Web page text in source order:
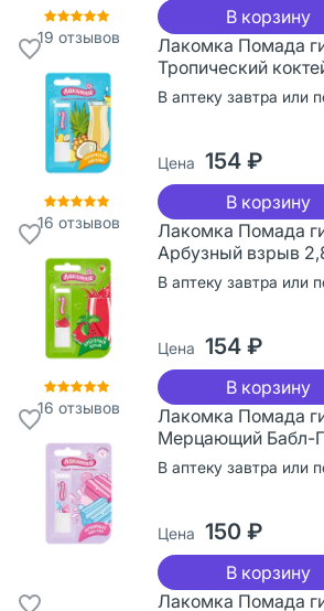
19 отзывов
В корзину
16 отзывов
Лакомка Помада
Тропический
В аптеку завтра или
Цена 154 ₽
В корзину
16 отзывов
Лакомка Помада
Арбузный взрыв
В аптеку завтра или
Цена 154 ₽
В корзину
Лакомка Помада
Мерцающий Бабл-
В аптеку завтра или
Цена 150 ₽
В корзину
Лакомка Помада